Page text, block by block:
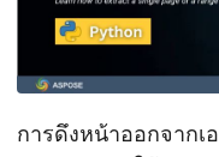
การดึงหน้าออกจากเ